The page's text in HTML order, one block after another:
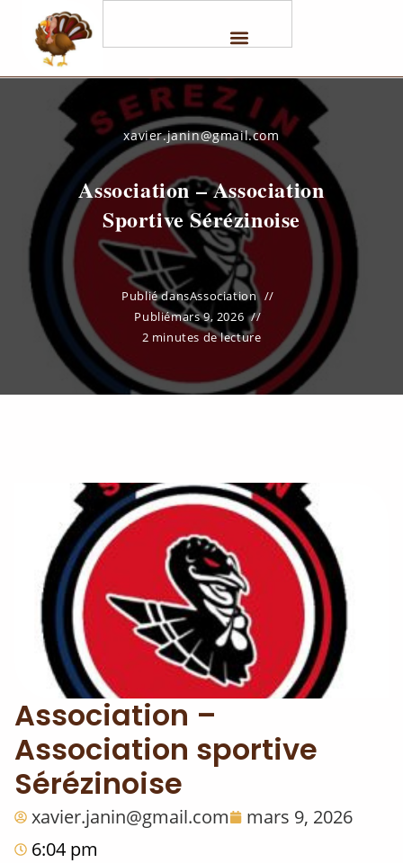
xavier.janin@gmail.com
Association – Association
Sportive Sérézinoise
Publié dansAssociation
Publiémars 9, 2026
2 minutes de lecture
Association –
Association sportive
Sérézinoise
xavier.janin@gmail.com
mars 9, 2026
6:04 pm